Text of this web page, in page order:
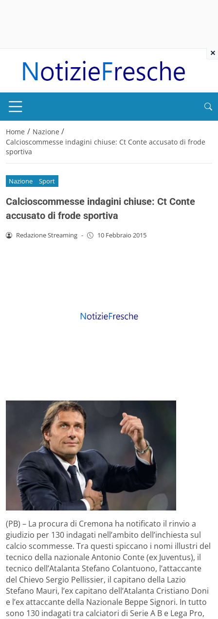
Home / Nazione /
Calcioscommesse indagini chiuse: Ct Conte accusato di frode
sportiva
Nazione Sport
Calcioscommesse indagini chiuse: Ct Conte
accusato di frode sportiva
Redazione Streaming - 10 Febbraio 2015
(PB) – La procura di Cremona ha notificato il rinvio a
giudizio per 130 indagati nell’ambito dell’inchiesta sul
calcio scommesse. Tra questi spiccano i nomi illustri del
tecnico della nazionale Antonio Conte (ex Juventus), il
tecnico dell’Atalanta Stefano Colantuono, l’attaccante
del Chievo Sergio Pellissier, il capitano della Lazio
Stefano Mauri, l’ex capitano dell’Atalanta Cristiano Doni
e l’ex attaccante della Nazionale Beppe Signori. In tutto
sono 130 indagati tra calciatori di Serie A B e Lega Pro,
×